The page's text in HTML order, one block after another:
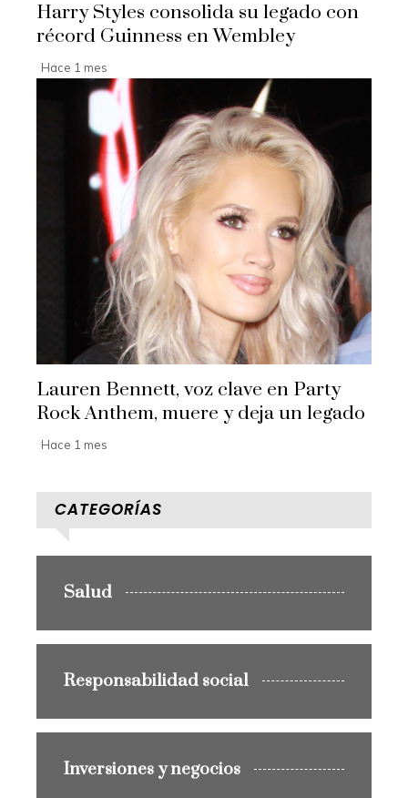
Harry Styles consolida su legado con
récord Guinness en Wembley
Hace 1 mes
Lauren Bennett, voz clave en Party
Rock Anthem, muere y deja un legado
Hace 1 mes
CATEGORÍAS
Salud
Responsabilidad social
Inversiones y negocios